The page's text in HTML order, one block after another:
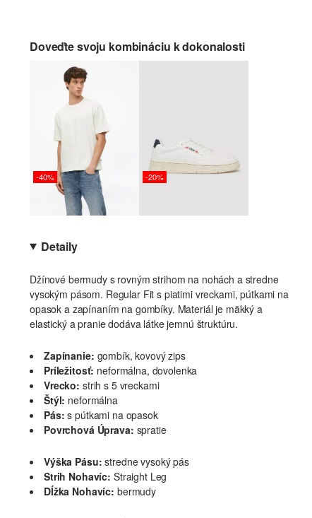
Doveďte svoju kombináciu k dokonalosti
-40% -20%
Detaily
Džínové bermudy s rovným strihom na nohách a stredne
vysokým pásom. Regular Fit s piatimi vreckami, pútkami na
opasok a zapínaním na gombíky. Materiál je mäkký a
elastický a pranie dodáva látke jemnú štruktúru.
Zapínanie: gombík, kovový zips
Príležitosť: neformálna, dovolenka
Vrecko: strih s 5 vreckami
Štýl: neformálna
Pás: s pútkami na opasok
Povrchová Úprava: spratie
Výška Pásu: stredne vysoký pás
Strih Nohavíc: Straight Leg
Dĺžka Nohavíc: bermudy